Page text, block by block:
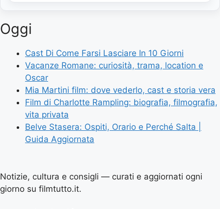
Oggi
Cast Di Come Farsi Lasciare In 10 Giorni
Vacanze Romane: curiosità, trama, location e
Oscar
Mia Martini film: dove vederlo, cast e storia vera
Film di Charlotte Rampling: biografia, filmografia,
vita privata
Belve Stasera: Ospiti, Orario e Perché Salta |
Guida Aggiornata
Notizie, cultura e consigli — curati e aggiornati ogni
giorno su filmtutto.it.